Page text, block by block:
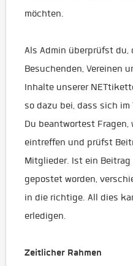
möchten.
Als Admin überprüfst du,
Besuchenden, Vereinen
Inhalte unserer
so dazu bei, dass sich
Du beantwortest Fragen,
eintreffen und prüfst
Mitglieder. Ist ein
gepostet worden,
in die richtige. All dies
erledigen.
Zeitlicher Rahmen